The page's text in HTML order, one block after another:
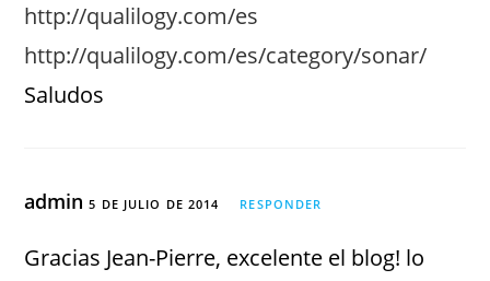
http://qualilogy.com/es
http://qualilogy.com/es/category/sonar/
Saludos
admin5 DE JULIO DE 2014 RESPONDER
Gracias Jean-Pierre, excelente el blog! lo